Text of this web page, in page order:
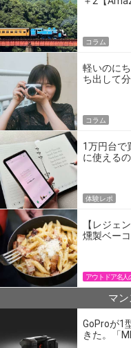
コラム
軽いのに
ち出して
コラム
1万円台で
に使える
体験レポ
【レジェ
燻製ベー
アウトドア名人
マ
GoProが1
きた。「